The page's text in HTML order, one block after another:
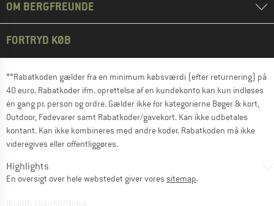
OM BERGFREUNDE
FORTRYD KØB
**Rabatkoden gælder fra en minimum købsværdi (efter returnering) på
40 euro. Rabatkoder ifm. oprettelse af en kundekonto kan kun indløses
én gang pr. person og ordre. Gælder ikke for kategorierne Bøger & kort,
Outdoor, Fødevarer samt Rabatkoder/gavekort. Kan ikke udbetales
kontant. Kan ikke kombineres med andre koder. Rabatkoden må ikke
videregives eller offentliggøres.
Highlights
En oversigt over hele webstedet giver voressitemap.